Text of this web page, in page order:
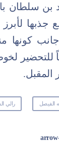
بن سلطان
جذبها لأبرز
جانب كونها
المقبل.
الفيصل رالي